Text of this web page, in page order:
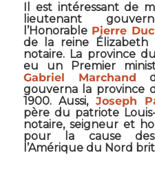
Il est intéressant de
lieutenant
l’Honorable Pierre
de la reine
notaire. La province
eu un Premier
Gabriel Marchand
gouverna la province
1900. Aussi, Joseph
père du patriote
notaire, seigneur et
pour la cause des
l’Amérique du Nord